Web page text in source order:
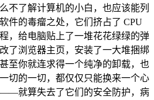
不了解计算机的小白，也应该能列
件的毒瘤之处，它们挤占了 CPU
，给电脑贴上了一堆花花绿绿的弹
了浏览器主页，安装了一大堆捆绑
至你就连求得一个纯净的卸载，也
切的一切，都仅仅只能换来一个心
就算失去了它们的安全防护，病